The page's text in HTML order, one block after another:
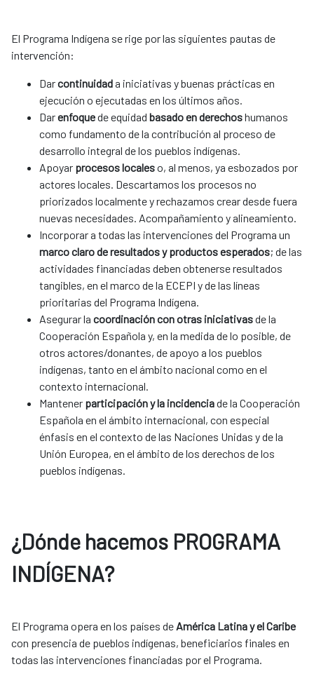
El Programa Indígena se rige por las siguientes pautas de
intervención:
Darcontinuidada iniciativas y buenas prácticas en
ejecución o ejecutadas en los últimos años.
Darenfoquede equidad basado en derechoshumanos
como fundamento de la contribución al proceso de
desarrollo integral de los pueblos indígenas.
Apoyar procesos localeso, al menos, ya esbozados por
actores locales. Descartamos los procesos no
priorizados localmente y rechazamos crear desde fuera
nuevas necesidades. Acompañamiento y alineamiento.
Incorporar a todas las intervenciones del Programa un
marco claro de resultados y productos esperados; de las
actividades financiadas deben obtenerse resultados
tangibles, en el marco de la ECEPI y de las líneas
prioritarias del Programa Indígena.
Asegurar la coordinación con otras iniciativasde la
Cooperación Española y, en la medida de lo posible, de
otros actores/donantes, de apoyo a los pueblos
indígenas, tanto en el ámbito nacional como en el
contexto internacional.
Mantener participación y la incidenciade la Cooperación
Española en el ámbito internacional, con especial
énfasis en el contexto de las Naciones Unidas y de la
Unión Europea, en el ámbito de los derechos de los
pueblos indígenas.​
¿Dónde hacemos PROGRAMA
INDÍGENA?
El Programa opera en los países deAmérica Latina y el Caribe
con presencia de pueblos indígenas, beneficiarios finales en
todas las intervenciones financiadas por el Programa.